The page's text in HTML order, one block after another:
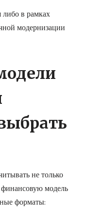
либо в рамках
модернизации
не только
модель
форматы: